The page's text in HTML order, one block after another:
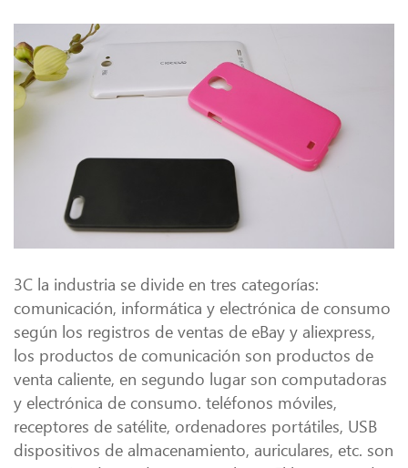
3C la industria se divide en tres categorías:
comunicación, informática y electrónica de consumo
según los registros de ventas de eBay y aliexpress,
los productos de comunicación son productos de
venta caliente, en segundo lugar son computadoras
y electrónica de consumo. teléfonos móviles,
receptores de satélite, ordenadores portátiles, USB
dispositivos de almacenamiento, auriculares, etc. son